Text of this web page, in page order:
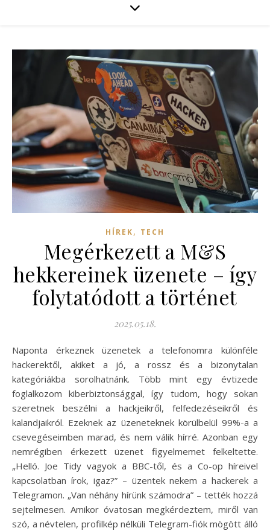
HÍREK, TECH
Megérkezett a M&S
hekkereinek üzenete – így
folytatódott a történet
2025.05.18.
Naponta érkeznek üzenetek a telefonomra különféle
hackerektől, akiket a jó, a rossz és a bizonytalan
kategóriákba sorolhatnánk. Több mint egy évtizede
foglalkozom kiberbiztonsággal, így tudom, hogy sokan
szeretnek beszélni a hackjeikről, felfedezéseikről és
kalandjaikról. Ezeknek az üzeneteknek körülbelül 99%-a a
csevegéseimben marad, és nem válik hírré. Azonban egy
nemrégiben érkezett üzenet figyelmemet felkeltette.
„Helló. Joe Tidy vagyok a BBC-től, és a Co-op híreivel
kapcsolatban írok, igaz?” – üzentek nekem a hackerek a
Telegramon. „Van néhány hírünk számodra” – tették hozzá
sejtelmesen. Amikor óvatosan megkérdeztem, miről van
szó, a névtelen, profilkép nélküli Telegram-fiók mögött álló